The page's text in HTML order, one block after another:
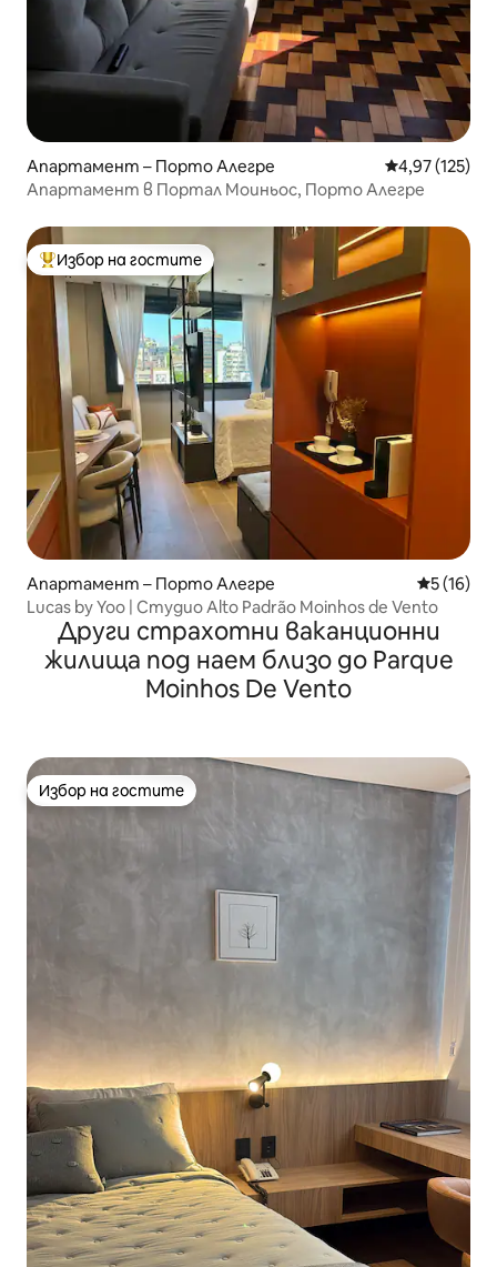
Апартамент – Порто Алегре Средна
4,97 (125)
Апартамент в Портал Моиньос, Порто Алегре
Най-популярен избор на гостите
Избор на гостите
Апартамент – Порто Алегре Средна
5 (16)
Lucas by Yoo | Студио Alto Padrão Moinhos de Vento
Други страхотни ваканционни
жилища под наем близо до Parque
Moinhos De Vento
Избор на гостите
Избор на гостите